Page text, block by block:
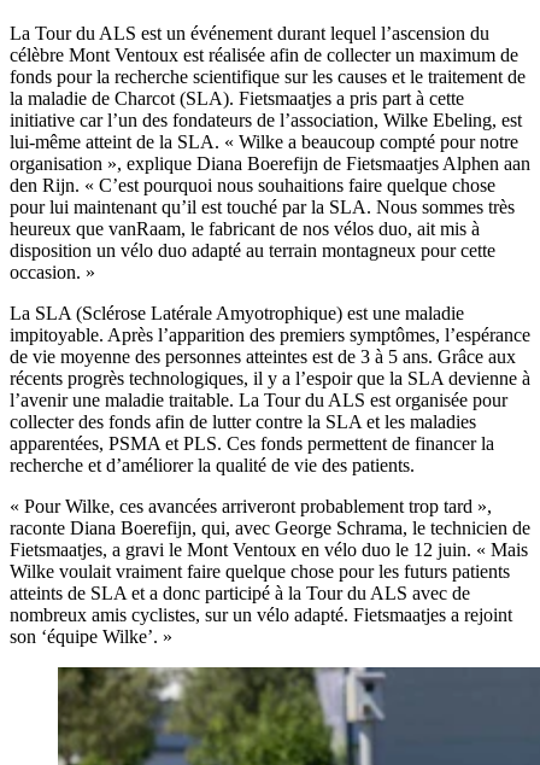
La Tour du ALS est un événement durant lequel l’ascension du
célèbre Mont Ventoux est réalisée afin de collecter un maximum de
fonds pour la recherche scientifique sur les causes et le traitement de
la maladie de Charcot (SLA). Fietsmaatjes a pris part à cette
initiative car l’un des fondateurs de l’association, Wilke Ebeling, est
lui-même atteint de la SLA. « Wilke a beaucoup compté pour notre
organisation », explique Diana Boerefijn de Fietsmaatjes Alphen aan
den Rijn. « C’est pourquoi nous souhaitions faire quelque chose
pour lui maintenant qu’il est touché par la SLA. Nous sommes très
heureux que vanRaam, le fabricant de nos vélos duo, ait mis à
disposition un vélo duo adapté au terrain montagneux pour cette
occasion. »
La SLA (Sclérose Latérale Amyotrophique) est une maladie
impitoyable. Après l’apparition des premiers symptômes, l’espérance
de vie moyenne des personnes atteintes est de 3 à 5 ans. Grâce aux
récents progrès technologiques, il y a l’espoir que la SLA devienne à
l’avenir une maladie traitable. La Tour du ALS est organisée pour
collecter des fonds afin de lutter contre la SLA et les maladies
apparentées, PSMA et PLS. Ces fonds permettent de financer la
recherche et d’améliorer la qualité de vie des patients.
« Pour Wilke, ces avancées arriveront probablement trop tard »,
raconte Diana Boerefijn, qui, avec George Schrama, le technicien de
Fietsmaatjes, a gravi le Mont Ventoux en vélo duo le 12 juin. « Mais
Wilke voulait vraiment faire quelque chose pour les futurs patients
atteints de SLA et a donc participé à la Tour du ALS avec de
nombreux amis cyclistes, sur un vélo adapté. Fietsmaatjes a rejoint
son ‘équipe Wilke’. »